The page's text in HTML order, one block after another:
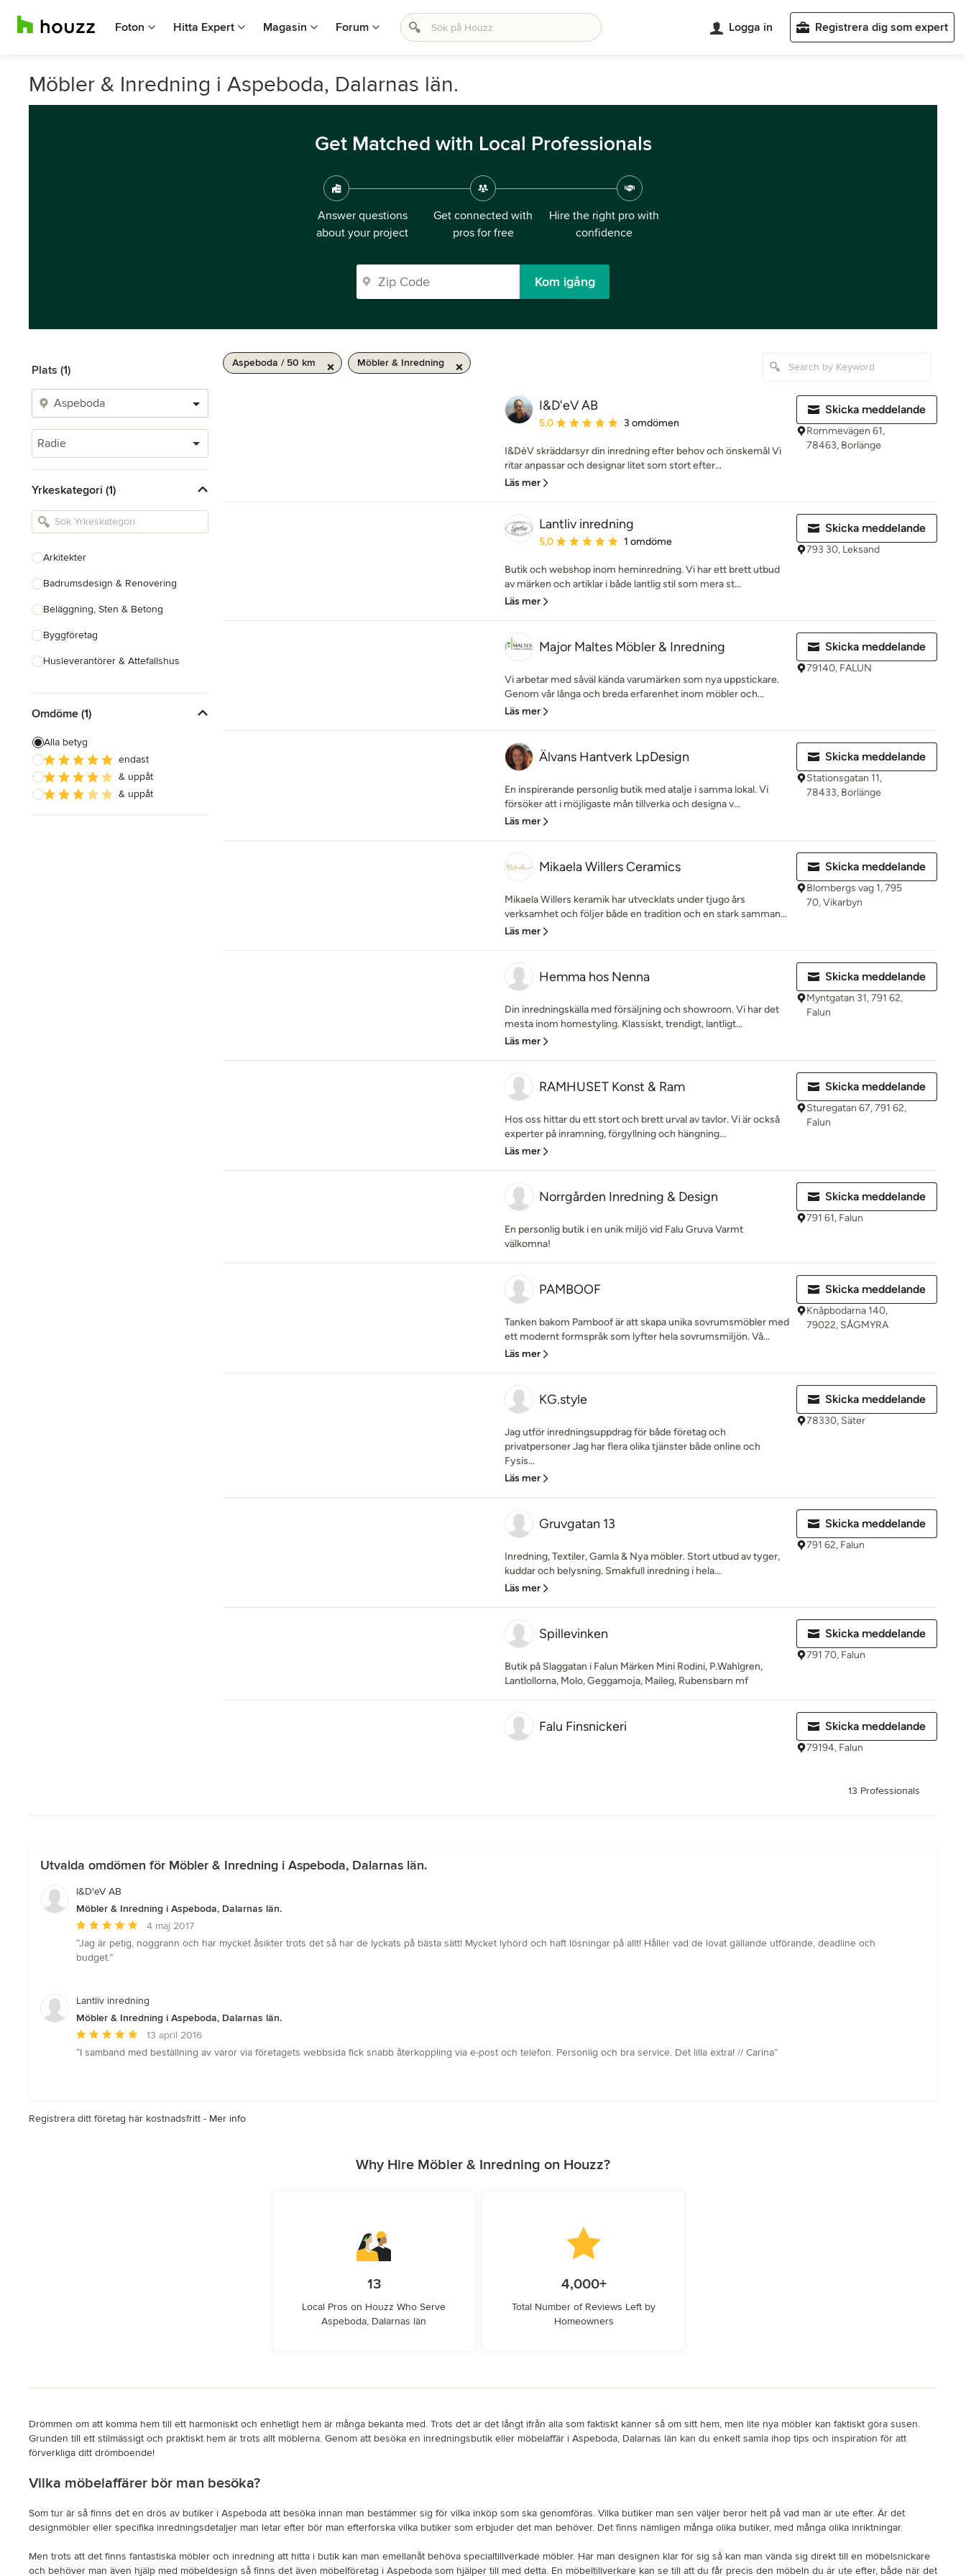
Foton Hitta Expert Magasin Forum Logga in Registrera dig som expert
Möbler & Inredning i Aspeboda, Dalarnas län.
Get Matched with Local Professionals
Answer questions
about your project
Get connected with
pros for free
Hire the right pro with
confidence
Kom igång
Plats (1)
Radie
Yrkeskategori (1)
Arkitekter
Badrumsdesign & Renovering
Beläggning, Sten & Betong
Byggföretag
Husleverantörer & Attefallshus
Inredningsarkitekter & Inredare
Kakel, Sten & Bänkskivor
Köksdesign & Renovering
Landskapsarkitekter &
Omdöme (1)
Alla betyg
endast
& uppåt
& uppåt
Aspeboda / 50 km Möbler & Inredning
I&D'eV AB
Genomsnittligt omdöme: 5 av 5 stjärnor
5,0 3 omdömen
I&DèV skräddarsyr din inredning efter behov och önskemål Vi
ritar anpassar och designar litet som stort efter...
Läs mer
Skicka meddelande
Rommevägen 61,
78463, Borlänge
Lantliv inredning
Genomsnittligt omdöme: 5 av 5 stjärnor
5,0 1 omdöme
Butik och webshop inom heminredning. Vi har ett brett utbud
av märken och artiklar i både lantlig stil som mera st...
Läs mer
Skicka meddelande
793 30, Leksand
Major Maltes Möbler & Inredning
Vi arbetar med såväl kända varumärken som nya uppstickare.
Genom vår långa och breda erfarenhet inom möbler och...
Läs mer
Skicka meddelande
79140, FALUN
Älvans Hantverk LpDesign
En inspirerande personlig butik med atalje i samma lokal. Vi
försöker att i möjligaste mån tillverka och designa v...
Läs mer
Skicka meddelande
Stationsgatan 11,
78433, Borlänge
Mikaela Willers Ceramics
Mikaela Willers keramik har utvecklats under tjugo års
verksamhet och följer både en tradition och en stark samman...
Läs mer
Skicka meddelande
Blombergs vag 1, 795
70, Vikarbyn
Hemma hos Nenna
Din inredningskälla med försäljning och showroom. Vi har det
mesta inom homestyling. Klassiskt, trendigt, lantligt...
Läs mer
Skicka meddelande
Myntgatan 31, 791 62,
Falun
RAMHUSET Konst & Ram
Hos oss hittar du ett stort och brett urval av tavlor. Vi är också
experter på inramning, förgyllning och hängning...
Läs mer
Skicka meddelande
Sturegatan 67, 791 62,
Falun
Norrgården Inredning & Design
En personlig butik i en unik miljö vid Falu Gruva Varmt
välkomna!
Skicka meddelande
791 61, Falun
PAMBOOF
Tanken bakom Pamboof är att skapa unika sovrumsmöbler med
ett modernt formspråk som lyfter hela sovrumsmiljön. Vå...
Läs mer
Skicka meddelande
Knåpbodarna 140,
79022, SÅGMYRA
KG.style
Jag utför inredningsuppdrag för både företag och
privatpersoner Jag har flera olika tjänster både online och
Fysis...
Läs mer
Skicka meddelande
78330, Säter
Gruvgatan 13
Inredning, Textiler, Gamla & Nya möbler. Stort utbud av tyger,
kuddar och belysning. Smakfull inredning i hela...
Läs mer
Skicka meddelande
791 62, Falun
Spillevinken
Butik på Slaggatan i Falun Märken Mini Rodini, P.Wahlgren,
Lantlollorna, Molo, Geggamoja, Maileg, Rubensbarn mf
Skicka meddelande
791 70, Falun
Falu Finsnickeri Skicka meddelande
79194, Falun
13 Professionals
Utvalda omdömen för Möbler & Inredning i Aspeboda, Dalarnas län.
I&D'eV AB
Möbler & Inredning i Aspeboda, Dalarnas län.
Genomsnittligt
omdöme:
5
stjärnor
4 maj 2017
“Jag är petig, noggrann och har mycket åsikter trots det så har de lyckats på bästa sätt! Mycket lyhörd och haft lösningar på allt! Håller vad de lovat gällande utförande, deadline och
budget.”
Lantliv inredning
Möbler & Inredning i Aspeboda, Dalarnas län.
Genomsnittligt
omdöme:
13 april 2016
“I samband med beställning av varor via företagets webbsida fick snabb återkoppling via e-post och telefon. Personlig och bra service. Det lilla extra! // Carina”
Registrera ditt företag här kostnadsfritt - Mer info
Why Hire Möbler & Inredning on Houzz?
13
Local Pros on Houzz Who Serve
Aspeboda, Dalarnas län
4,000+
Total Number of Reviews Left by
Homeowners
Drömmen om att komma hem till ett harmoniskt och enhetligt hem är många bekanta med. Trots det är det långt ifrån alla som faktiskt känner så om sitt hem, men lite nya möbler kan faktiskt göra susen.
Grunden till ett stilmässigt och praktiskt hem är trots allt möblerna. Genom att besöka en inredningsbutik eller möbelaffär i Aspeboda, Dalarnas län kan du enkelt samla ihop tips och inspiration för att
förverkliga ditt drömboende!
Vilka möbelaffärer bör man besöka?
Som tur är så finns det en drös av butiker i Aspeboda att besöka innan man bestämmer sig för vilka inköp som ska genomföras. Vilka butiker man sen väljer beror helt på vad man är ute efter. Är det
designmöbler eller specifika inredningsdetaljer man letar efter bör man efterforska vilka butiker som erbjuder det man behöver. Det finns nämligen många olika butiker, med många olika inriktningar.
Men trots att det finns fantastiska möbler och inredning att hitta i butik kan man emellanåt behöva specialtillverkade möbler. Har man designen klar för sig så kan man vända sig direkt till en möbelsnickare
och behöver man även hjälp med möbeldesign så finns det även möbelföretag i Aspeboda som hjälper till med detta. En möbeltillverkare kan se till att du får precis den möbeln du är ute efter, både när det